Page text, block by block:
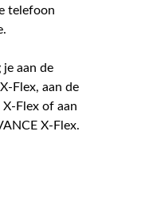
telefoon
aan de
Flex, aan de
X-Flex of aan
X-Flex.